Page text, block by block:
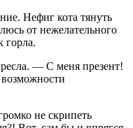
Нефиг кота тянуть
от нежелательного
горла.
— С меня презент!
не скрипеть